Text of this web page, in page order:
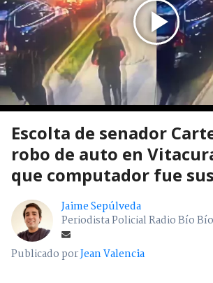
Escolta de senador
robo de auto en
que computador fue
Jaime Sepúlveda
Periodista Policial Radio Bío
Publicado porJean Valencia